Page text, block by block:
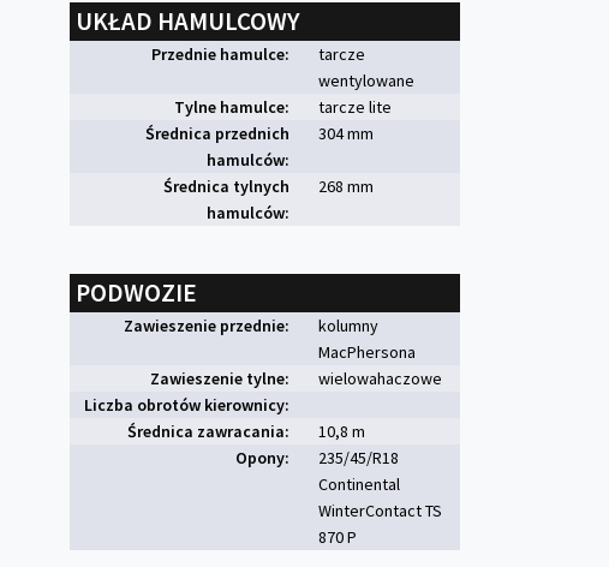
UKŁAD HAMULCOWY
Przednie hamulce:
tarcze
wentylowane
Tylne hamulce:
tarcze lite
Średnica przednich
hamulców:
304 mm
Średnica tylnych
hamulców:
268 mm
PODWOZIE
Zawieszenie przednie:
kolumny
MacPhersona
Zawieszenie tylne:
wielowahaczowe
Liczba obrotów kierownicy:
Średnica zawracania:
10,8 m
Opony:
235/45/R18
Continental
WinterContact TS
870 P